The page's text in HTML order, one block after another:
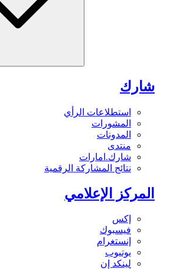
شارك
استطلاعات الرأي
المشورات
المدونات
منتدى
شارك.امارات
نتائج المشاركة الرقمية
المركز الإعلامي
إكس
فيسبوك
إنستغرام
يوتيوب
لينكد إن